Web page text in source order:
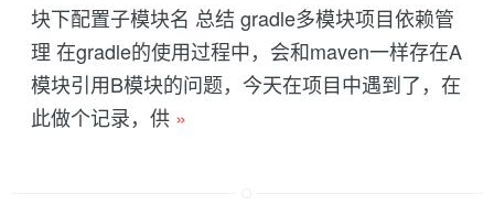
块下配置子模块名 总结 gradle多模块项目依赖管
理 在gradle的使用过程中，会和maven一样存在A
模块引用B模块的问题，今天在项目中遇到了，在
此做个记录，供 »